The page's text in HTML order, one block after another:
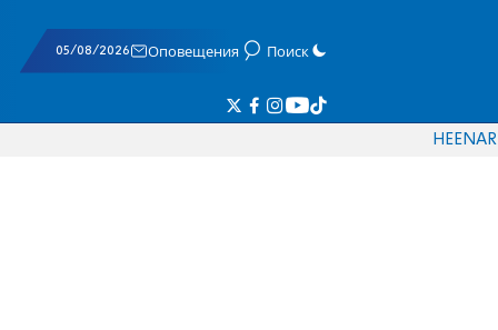
05/08/2026 Оповещения Поиск
HEENAR